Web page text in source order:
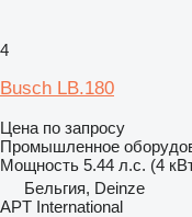
4
Busch LB.180
Цена по запросу
Промышленное
Мощность 5.44 л.с. (4
Бельгия, Deinze
APT International